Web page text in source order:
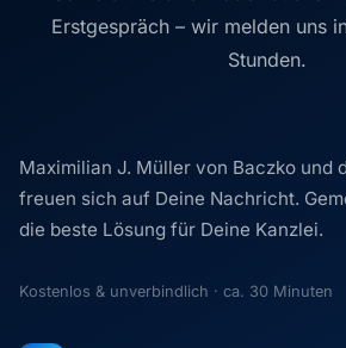
Erstgespräch – wir melden uns
Stunden.
Maximilian J. Müller von Baczko und
freuen sich auf Deine Nachricht.
die beste Lösung für Deine Kanzlei.
Kostenlos & unverbindlich · ca. 30 Minuten